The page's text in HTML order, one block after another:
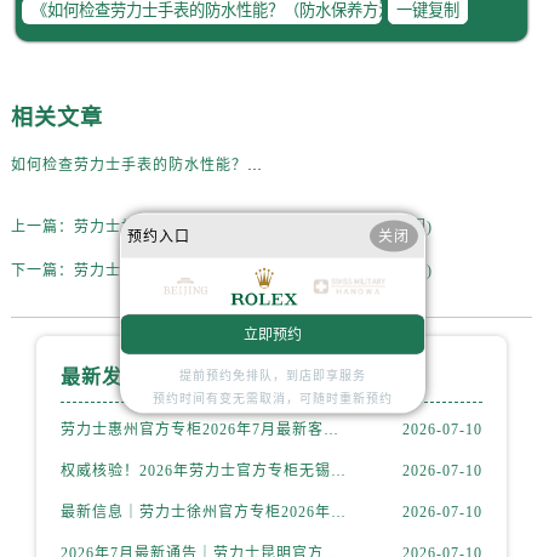
辽宁省阜新市海州区解放大街售后服务中心（需提前预约）
辽宁省沈阳市沈河区中街路83号亨得利名表维修授权店1楼售后服务中心（需提前预约）
内蒙古自治区包头市青山区幸福路甲3号王府井百货名表维修售后服务中心（需提前预约）
一键复制
相关文章
如何检查劳力士手表的防水性能？（防水保养方法）
上一篇： 劳力士机芯生锈的表现是什么呢？(机芯生锈的原因)
下一篇： 劳力士手表进行表带翻新的原因(表带翻新必不可少)
最新发布
劳力士惠州官方专柜2026年7月最新客户服务热线通告与信息整合 2026-07-10
权威核验！2026年劳力士官方专柜无锡客户服务信息公示，附官方服务热线 2026-07-10
最新信息｜劳力士徐州官方专柜2026年7月客服热线与门店服务指南 2026-07-10
预约入口 关闭
立即预约
提前预约免排队，到店即享服务
预约时间有变无需取消，可随时重新预约